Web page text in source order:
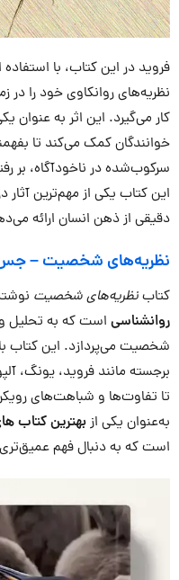
فروید در این کتاب، با استفاده
نظریه‌های روانکاوی خود را در
کار می‌گیرد. این اثر به عنوان
خوانندگان کمک می‌کند تا
سرکوب‌شده در ناخودآگاه، بر
این کتاب یکی از مهم‌ترین
دقیقی از ذهن انسان ارائه
نظریه‌های شخصیت–
کتابنظریه‌های شخصیت
روانشناسی است که به تحلیل
شخصیت می‌پردازد. این کتاب با
برجسته مانند فروید، یونگ،
تا تفاوت‌ها و شباهت‌های
به‌عنوان یکی ازبهترین کتاب
است که به دنبال فهم